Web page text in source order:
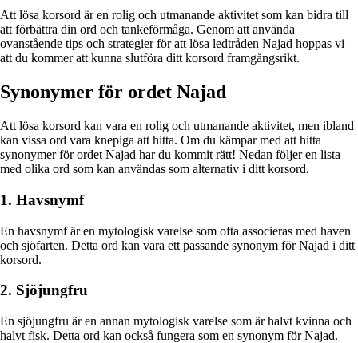
Att lösa korsord är en rolig och utmanande aktivitet som kan bidra till
att förbättra din ord och tankeförmåga. Genom att använda
ovanstående tips och strategier för att lösa ledtråden Najad hoppas vi
att du kommer att kunna slutföra ditt korsord framgångsrikt.
Synonymer för ordet Najad
Att lösa korsord kan vara en rolig och utmanande aktivitet, men ibland
kan vissa ord vara knepiga att hitta. Om du kämpar med att hitta
synonymer för ordet Najad har du kommit rätt! Nedan följer en lista
med olika ord som kan användas som alternativ i ditt korsord.
1. Havsnymf
En havsnymf är en mytologisk varelse som ofta associeras med haven
och sjöfarten. Detta ord kan vara ett passande synonym för Najad i ditt
korsord.
2. Sjöjungfru
En sjöjungfru är en annan mytologisk varelse som är halvt kvinna och
halvt fisk. Detta ord kan också fungera som en synonym för Najad.